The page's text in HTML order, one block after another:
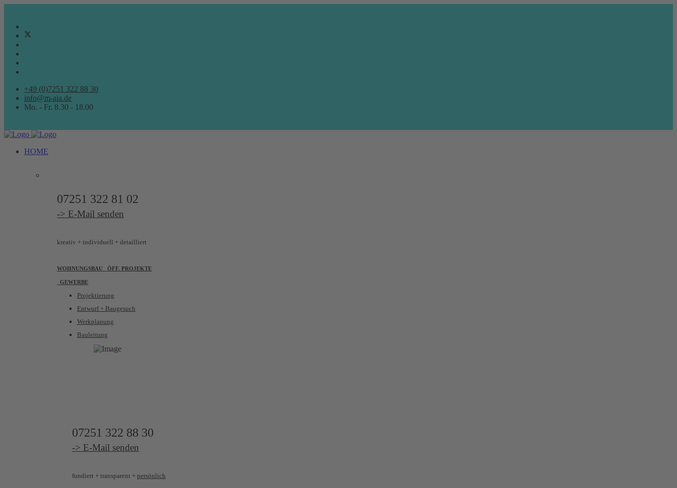
+49 (0)7251 322 88 30
info@m-aia.de
Mo. - Fr. 8.30 - 18.00
HOME
07251 322 81 02
-> E-Mail senden
kreativ + individuell + detailliert
WOHNUNGSBAU ÖFF. PROJEKTE
GEWERBE
Projektierung
Entwurf + Baugesuch
Werkplanung
Bauleitung
07251 322 88 30
-> E-Mail senden
fundiert + transparent + persönlich